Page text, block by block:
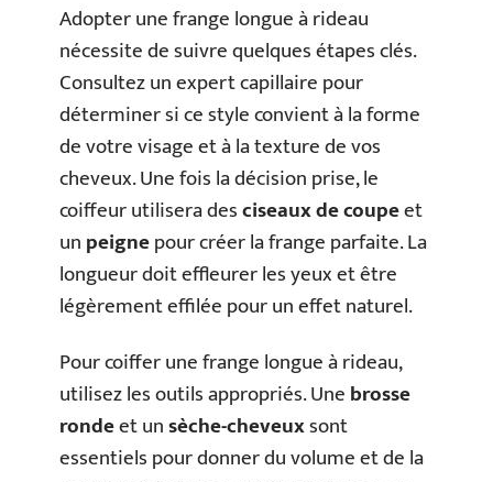
Adopter une frange longue à rideau
nécessite de suivre quelques étapes clés.
Consultez un expert capillaire pour
déterminer si ce style convient à la forme
de votre visage et à la texture de vos
cheveux. Une fois la décision prise, le
coiffeur utilisera desciseaux de coupeet
unpeignepour créer la frange parfaite. La
longueur doit effleurer les yeux et être
légèrement effilée pour un effet naturel.
Pour coiffer une frange longue à rideau,
utilisez les outils appropriés. Unebrosse
rondeet unsèche-cheveuxsont
essentiels pour donner du volume et de la